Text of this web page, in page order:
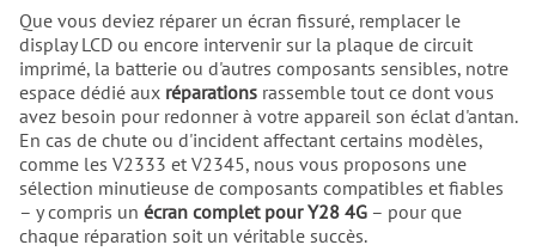
pas de panique, nous disposons
aussi de pièces compatibles et
spécialement conçues pour
restaurer l'essence même de votre
appareil, tout en conservant son
équilibre technique et esthétique.
Explorez également nos autres
accessoires indispensables pour
jeunes technophiles : de la
carcasa aux altavoces, en passant
Que vous deviez réparer un écran fissuré, remplacer le
display LCD ou encore intervenir sur la plaque de circuit
imprimé, la batterie ou d'autres composants sensibles, notre
espace dédié aux réparations rassemble tout ce dont vous
avez besoin pour redonner à votre appareil son éclat d'antan.
En cas de chute ou d'incident affectant certains modèles,
comme les V2333 et V2345, nous vous proposons une
sélection minutieuse de composants compatibles et fiables
– y compris un écran complet pour Y28 4G – pour que
chaque réparation soit un véritable succès.